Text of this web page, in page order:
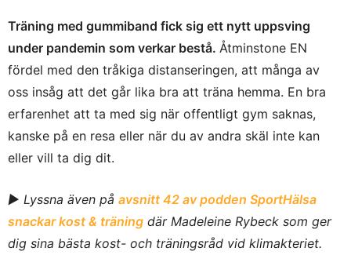
Träning med gummiband fick sig ett nytt uppsving
under pandemin som verkar bestå. Åtminstone EN
fördel med den tråkiga distanseringen, att många av
oss insåg att det går lika bra att träna hemma. En bra
erfarenhet att ta med sig när offentligt gym saknas,
kanske på en resa eller när du av andra skäl inte kan
eller vill ta dig dit.
► Lyssna även på avsnitt 42 av podden SportHälsa
snackar kost & träning där Madeleine Rybeck som ger
dig sina bästa kost- och träningsråd vid klimakteriet.